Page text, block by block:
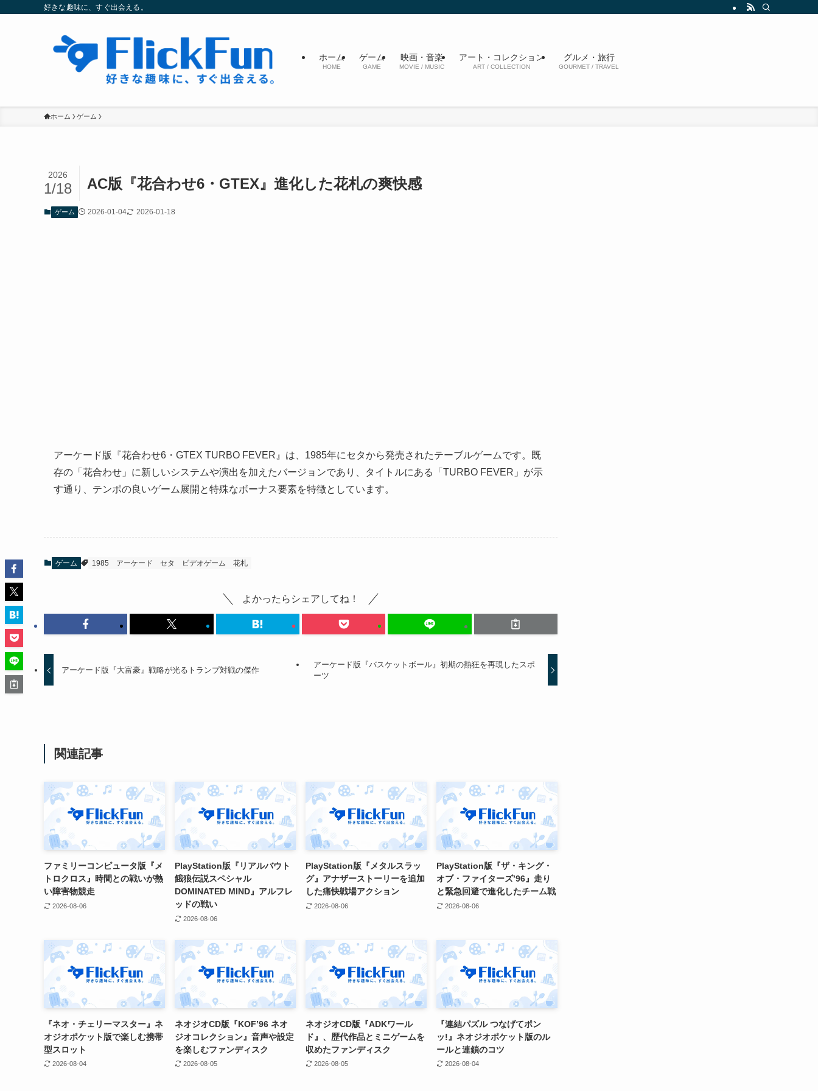
好きな趣味に、すぐ出会える。
ホーム
HOME
ゲーム
GAME
映画・音楽
MOVIE / MUSIC
アート・コレクション
ART / COLLECTION
グルメ・旅行
GOURMET / TRAVEL
ホーム ゲーム
AC版『花合わせ6・GTEX』進化した花札の爽快感
2026
1/18
ゲーム 2026-01-04 2026-01-18
アーケード版『花合わせ6・GTEX TURBO FEVER』は、1985年にセタから発売されたテーブルゲームです。既
存の「花合わせ」に新しいシステムや演出を加えたバージョンであり、タイトルにある「TURBO FEVER」が示
す通り、テンポの良いゲーム展開と特殊なボーナス要素を特徴としています。
ゲーム 1985 アーケード セタ ビデオゲーム 花札
よかったらシェアしてね！
アーケード版『大富豪』戦略が光るトランプ対戦の傑作
アーケード版『バスケットボール』初期の熱狂を再現したスポ
ーツ
関連記事
ファミリーコンピュータ版『メ
トロクロス』時間との戦いが熱
い障害物競走
2026-08-06
PlayStation版『リアルバウト
餓狼伝説スペシャル
DOMINATED MIND』アルフレ
ッドの戦い
2026-08-06
PlayStation版『メタルスラッ
グ』アナザーストーリーを追加
した痛快戦場アクション
2026-08-06
PlayStation版『ザ・キング・
オブ・ファイターズ’96』走り
と緊急回避で進化したチーム戦
2026-08-06
『ネオ・チェリーマスター』ネ
オジオポケット版で楽しむ携帯
型スロット
2026-08-04
ネオジオCD版『KOF’96 ネオ
ジオコレクション』音声や設定
を楽しむファンディスク
2026-08-05
ネオジオCD版『ADKワール
ド』、歴代作品とミニゲームを
収めたファンディスク
2026-08-05
『連結パズル つなげてポン
ッ!』ネオジオポケット版のル
ールと連鎖のコツ
2026-08-04